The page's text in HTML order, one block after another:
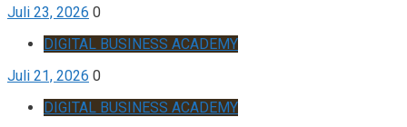
Juli 23, 2026 0
DIGITAL BUSINESS ACADEMY
Juli 21, 2026 0
DIGITAL BUSINESS ACADEMY